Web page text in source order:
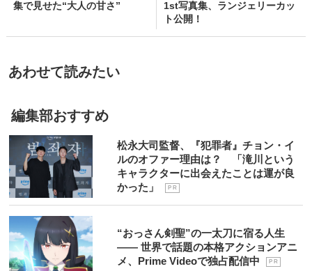
集で見せた“大人の甘さ”
1st写真集、ランジェリーカッ
ト公開！
あわせて読みたい
編集部おすすめ
松永大司監督、『犯罪者』チョン・イ
ルのオファー理由は？ 「滝川という
キャラクターに出会えたことは運が良
かった」
P R
“おっさん剣聖”の一太刀に宿る人生
―― 世界で話題の本格アクションアニ
メ、Prime Videoで独占配信中
P R